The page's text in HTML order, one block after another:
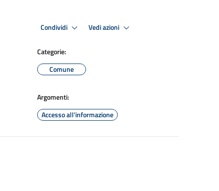
Condividi Vedi azioni
Categorie:
Comune
Argomenti:
Accesso all'informazione